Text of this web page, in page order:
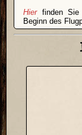
Hierfinden Sie
Beginn des